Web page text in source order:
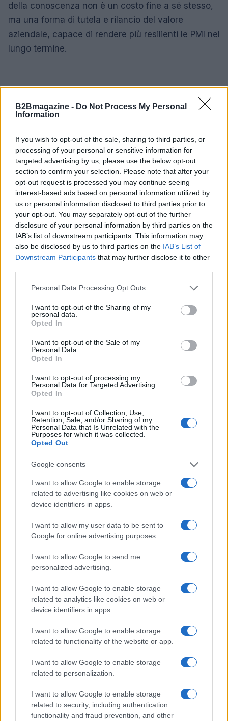
B2Bmagazine - Do Not Process My Personal
Information
If you wish to opt-out of the sale, sharing to third parties, or
processing of your personal or sensitive information for
targeted advertising by us, please use the below opt-out
section to confirm your selection. Please note that after your
opt-out request is processed you may continue seeing
interest-based ads based on personal information utilized by
us or personal information disclosed to third parties prior to
your opt-out. You may separately opt-out of the further
disclosure of your personal information by third parties on the
IAB’s list of downstream participants. This information may
also be disclosed by us to third parties on the IAB’s List of
Downstream Participants that may further disclose it to other
Please note that this website/app uses one or more Google
not limited to your visit or usage behaviour. You may click to
grant or deny consent to Google and its third-party tags to
use your data for below specified purposes in below Google
consent section.
Personal Data Processing Opt Outs
I want to opt-out of the Sharing of my
personal data.
Opted In
I want to opt-out of the Sale of my
Personal Data.
Opted In
I want to opt-out of processing my
Personal Data for Targeted Advertising.
Opted In
I want to opt-out of Collection, Use,
Retention, Sale, and/or Sharing of my
Personal Data that Is Unrelated with the
Purposes for which it was collected.
Opted Out
Google consents
I want to allow Google to enable storage
related to advertising like cookies on web or
device identifiers in apps.
I want to allow my user data to be sent to
Google for online advertising purposes.
I want to allow Google to send me
personalized advertising.
I want to allow Google to enable storage
related to analytics like cookies on web or
device identifiers in apps.
I want to allow Google to enable storage
related to functionality of the website or app.
I want to allow Google to enable storage
related to personalization.
I want to allow Google to enable storage
related to security, including authentication
functionality and fraud prevention, and other
della conoscenza non è un costo fine a sé stesso,
ma una forma di tutela e rilancio del valore
aziendale, capace di rendere più resilienti le PMI nel
lungo termine.
AUTORE
Edoardo Castellucci
Edoardo Castellucci, veneziano, ricorda la
un formaggio locale: quell’episodio divenne
colonna sonora della sua rubrica su vini e
e conserva registrazioni di sommelier e
produttori.
Continua a leggere
FOCUS PMI